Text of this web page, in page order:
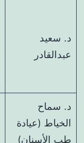
د. سعيد
عبدالقادر
د. سماح
الخياط (عيادة
طب الأسنان)